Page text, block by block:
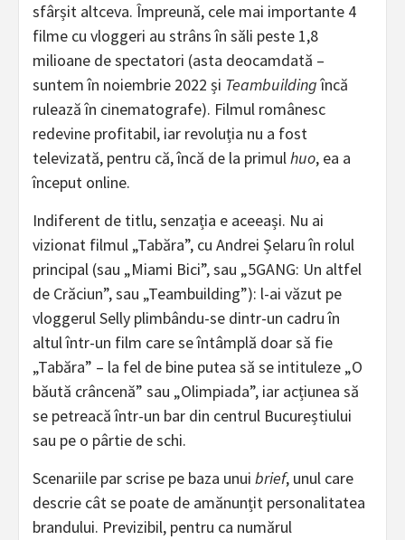
sfârșit altceva. Împreună, cele mai importante 4
filme cu vloggeri au strâns în săli peste 1,8
milioane de spectatori (asta deocamdată –
suntem în noiembrie 2022 și Teambuildingîncă
rulează în cinematografe). Filmul românesc
redevine profitabil, iar revoluția nu a fost
televizată, pentru că, încă de la primulhuo, ea a
început online.
Indiferent de titlu, senzația e aceeași. Nu ai
vizionat filmul „Tabăra”, cu Andrei Șelaru în rolul
principal (sau „Miami Bici”, sau „5GANG: Un altfel
de Crăciun”, sau „Teambuilding”): l-ai văzut pe
vloggerul Selly plimbându-se dintr-un cadru în
altul într-un film care se întâmplă doar să fie
„Tabăra” – la fel de bine putea să se intituleze „O
băută crâncenă” sau „Olimpiada”, iar acțiunea să
se petreacă într-un bar din centrul Bucureștiului
sau pe o pârtie de schi.
Scenariile par scrise pe baza unui brief, unul care
descrie cât se poate de amănunțit personalitatea
brandului. Previzibil, pentru ca numărul